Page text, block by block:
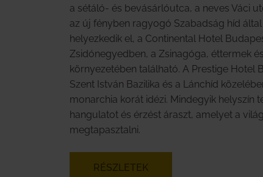
a sétáló- és bevásárlóutca, a neves Váci
az új fényben ragyogó Szabadság híd
helyezkedik el, a Continental Hotel
Zsidónegyedben, a Zsinagóga, éttermek
környezetében található. A Prestige Hotel
Szent István Bazilika és a Lánchíd
monarchia korát idézi. Mindegyik helyszín
hangulatot és érzést áraszt, amelyet a
megtapasztalni.
RÉSZLETEK